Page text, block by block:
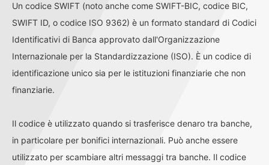
Un codice SWIFT (noto anche come SWIFT-BIC, codice BIC,
SWIFT ID, o codice ISO 9362) è un formato standard di Codici
Identificativi di Banca approvato dall'Organizzazione
Internazionale per la Standardizzazione (ISO). È un codice di
identificazione unico sia per le istituzioni finanziarie che non
finanziarie.
Il codice è utilizzato quando si trasferisce denaro tra banche,
in particolare per bonifici internazionali. Può anche essere
utilizzato per scambiare altri messaggi tra banche. Il codice